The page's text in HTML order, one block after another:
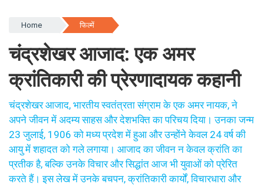
Home फिल्में
चंद्रशेखर आजाद: एक अमर
क्रांतिकारी की प्रेरणादायक कहानी
चंद्रशेखर आजाद, भारतीय स्वतंत्रता संग्राम के एक अमर नायक, ने
अपने जीवन में अदम्य साहस और देशभक्ति का परिचय दिया। उनका जन्म
23 जुलाई, 1906 को मध्य प्रदेश में हुआ और उन्होंने केवल 24 वर्ष की
आयु में शहादत को गले लगाया। आजाद का जीवन न केवल क्रांति का
प्रतीक है, बल्कि उनके विचार और सिद्धांत आज भी युवाओं को प्रेरित
करते हैं। इस लेख में उनके बचपन, क्रांतिकारी कार्यों, विचारधारा और